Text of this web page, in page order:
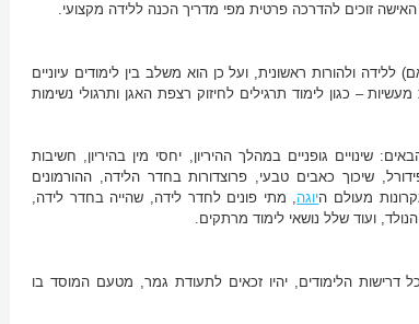
זוכים להדרכה פרטית מפי מדריך הכנה ללידה מקצועי.
ולהורות ראשונית, ועל כן הוא משלב בין לימודים עיוניים
– כגון לימוד תרגילים לחיזוק רצפת האגן ותרגולי נשימות
שינויים גופניים במהלך ההיריון, יחסי מין בהיריון, חשיבות
שיכוך כאבים טבעי, פרוצדורות בחדר הלידה, ההורמונים
מעולם היוגה, מתי פונים לחדר לידה, שהייה בחדר לידה,
ועוד שלל נושאי לימוד מרתקים.
דרישות הלימודים, יהיו זכאים לתעודת גמר, מטעם המוסד בו